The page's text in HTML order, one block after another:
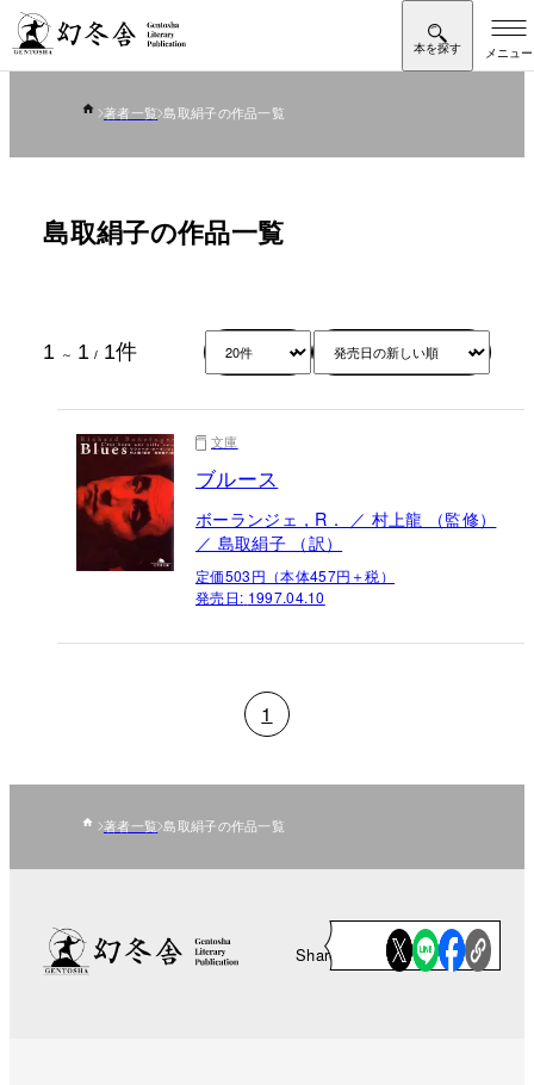
著者一覧 島取絹子の作品一覧
島取絹子の作品一覧
1 ～ 1 / 1件
文庫
ブルース
ボーランジェ，R． ／ 村上龍 （監修）
／ 島取絹子 （訳）
定価503円（本体457円＋税）
発売日: 1997.04.10
1
著者一覧 島取絹子の作品一覧
Share